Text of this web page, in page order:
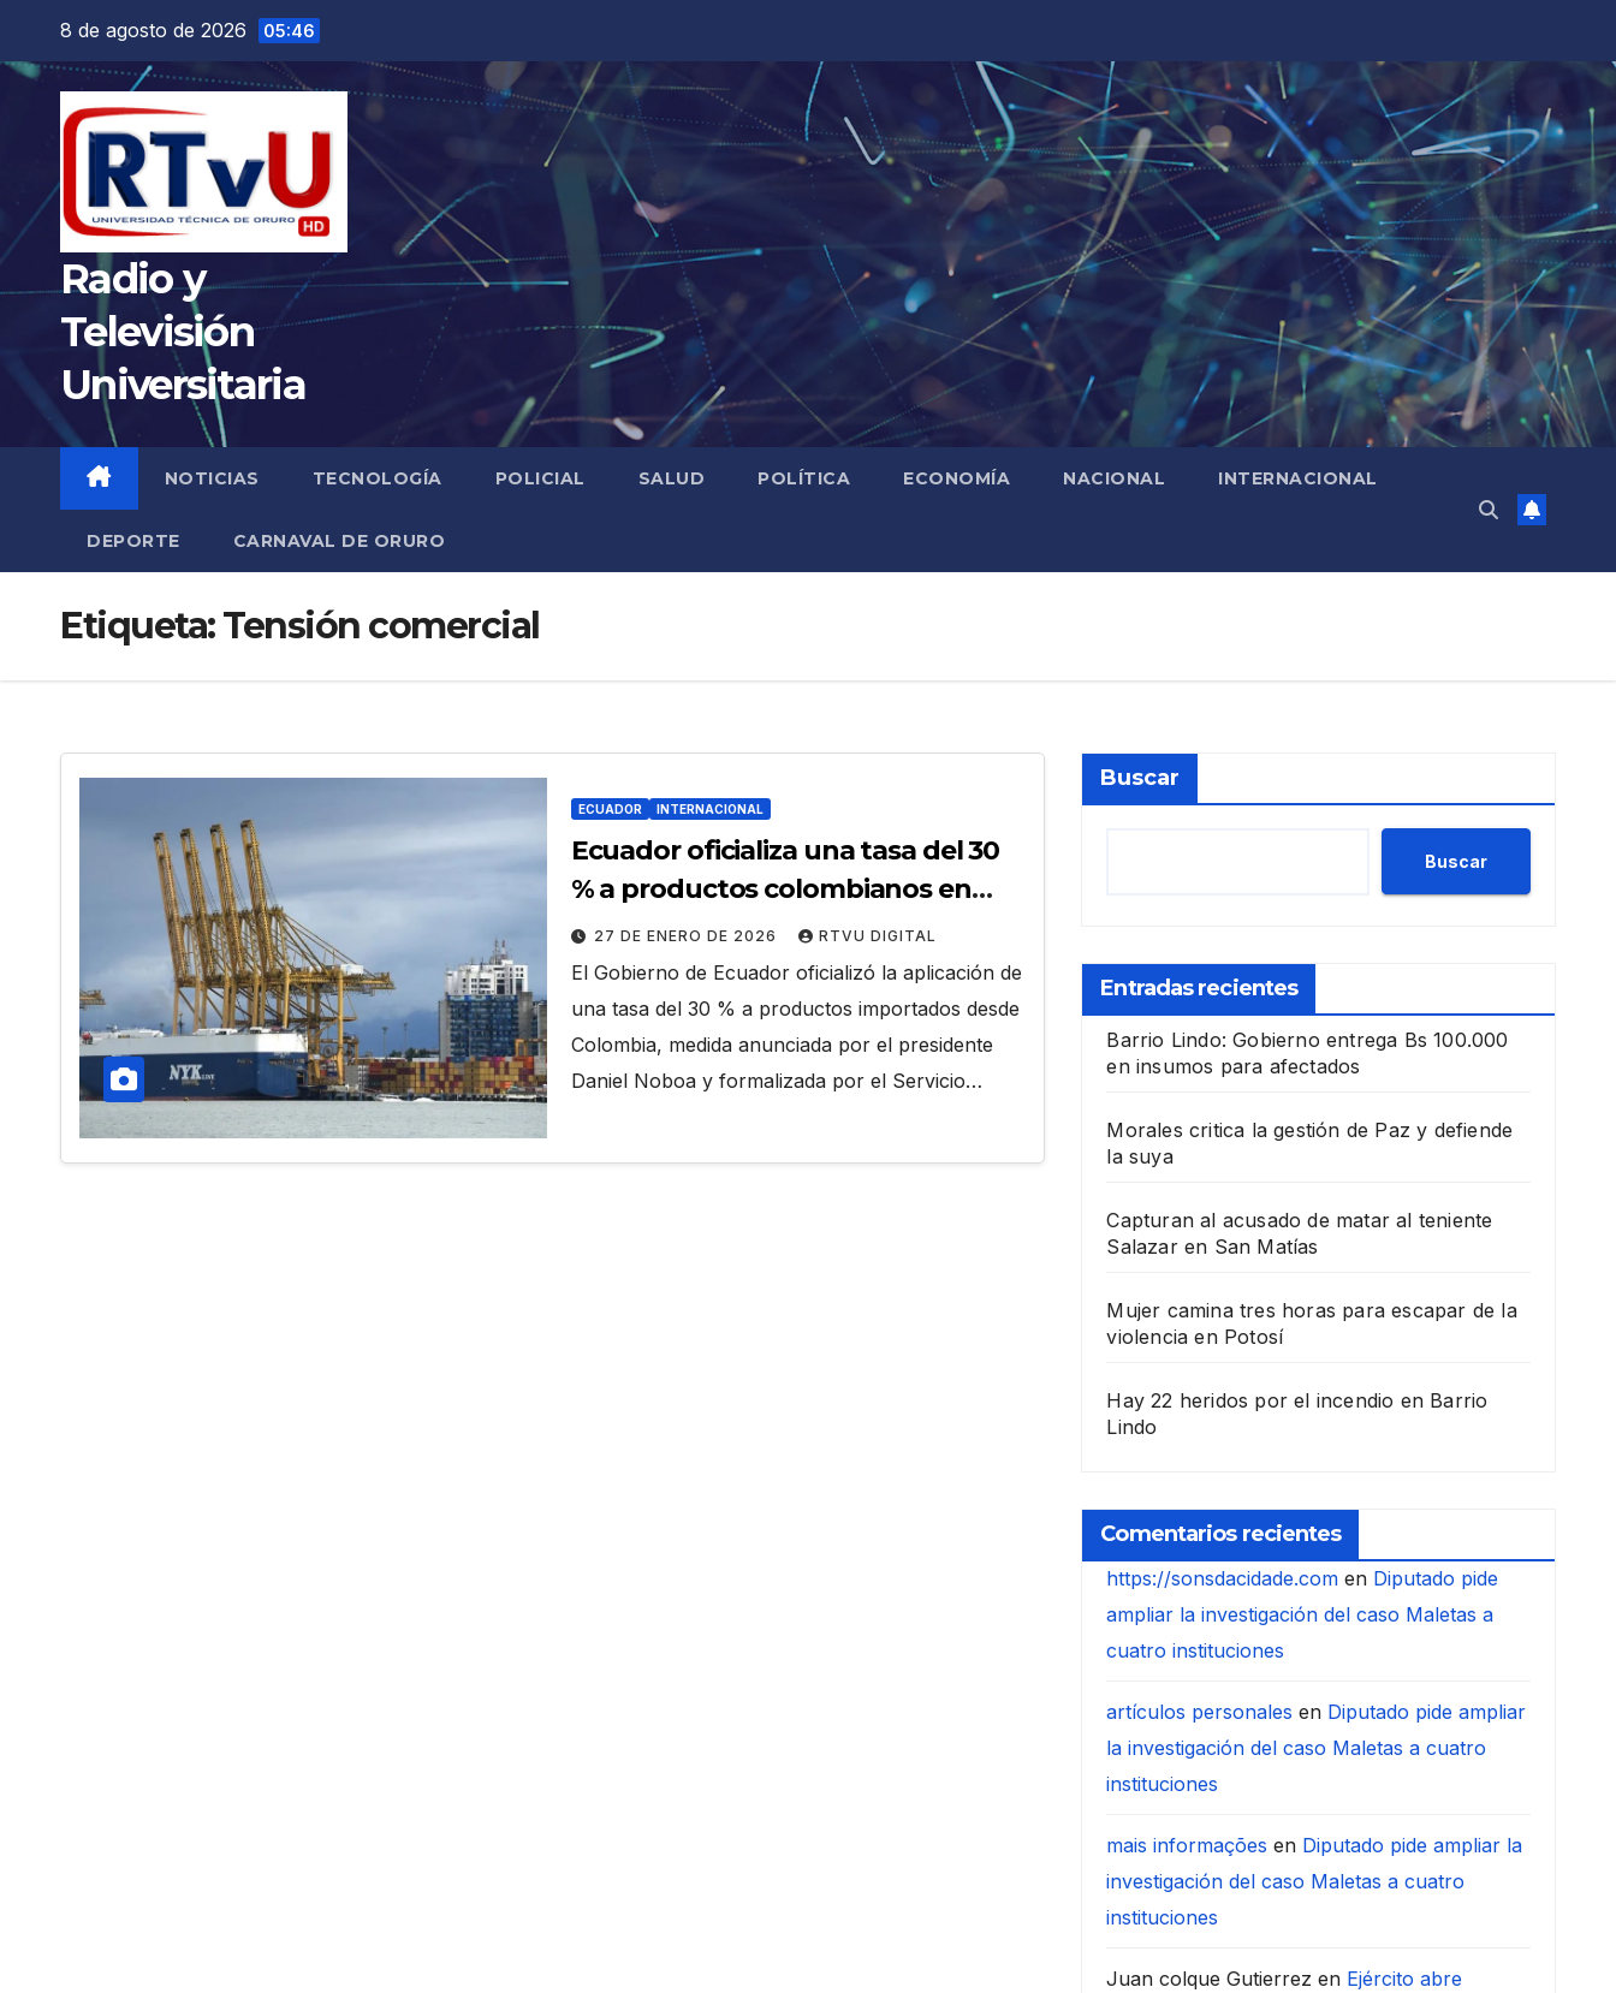
contenido
8 de agosto de 2026 05:46
Radio y
Televisión
Universitaria
NOTICIAS TECNOLOGÍA POLICIAL SALUD POLÍTICA ECONOMÍA NACIONAL INTERNACIONAL
DEPORTE CARNAVAL DE ORURO
Etiqueta:Tensión comercial
ECUADOR INTERNACIONAL
Ecuador oficializa una tasa del 30
% a productos colombianos en
medio de tensión comercial
27 DE ENERO DE 2026 RTVU DIGITAL
El Gobierno de Ecuador oficializó la aplicación de
una tasa del 30 % a productos importados desde
Colombia, medida anunciada por el presidente
Daniel Noboa y formalizada por el Servicio…
Buscar
Buscar
Entradas recientes
Barrio Lindo: Gobierno entrega Bs 100.000
en insumos para afectados
Morales critica la gestión de Paz y defiende
la suya
Capturan al acusado de matar al teniente
Salazar en San Matías
Mujer camina tres horas para escapar de la
violencia en Potosí
Hay 22 heridos por el incendio en Barrio
Lindo
Comentarios recientes
https://sonsdacidade.com en Diputado pide
ampliar la investigación del caso Maletas a
cuatro instituciones
artículos personales en Diputado pide ampliar
la investigación del caso Maletas a cuatro
instituciones
mais informações en Diputado pide ampliar la
investigación del caso Maletas a cuatro
instituciones
Juan colque Gutierrez en Ejército abre